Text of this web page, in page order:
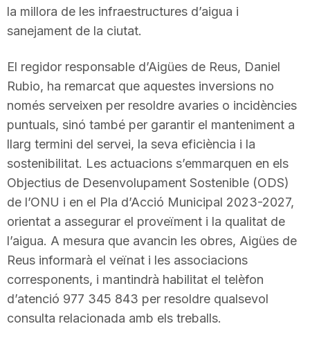
la millora de les infraestructures d’aigua i
sanejament de la ciutat.
El regidor responsable d’Aigües de Reus, Daniel
Rubio, ha remarcat que aquestes inversions no
només serveixen per resoldre avaries o incidències
puntuals, sinó també per garantir el manteniment a
llarg termini del servei, la seva eficiència i la
sostenibilitat. Les actuacions s’emmarquen en els
Objectius de Desenvolupament Sostenible (ODS)
de l’ONU i en el Pla d’Acció Municipal 2023-2027,
orientat a assegurar el proveïment i la qualitat de
l’aigua. A mesura que avancin les obres, Aigües de
Reus informarà el veïnat i les associacions
corresponents, i mantindrà habilitat el telèfon
d’atenció 977 345 843 per resoldre qualsevol
consulta relacionada amb els treballs.